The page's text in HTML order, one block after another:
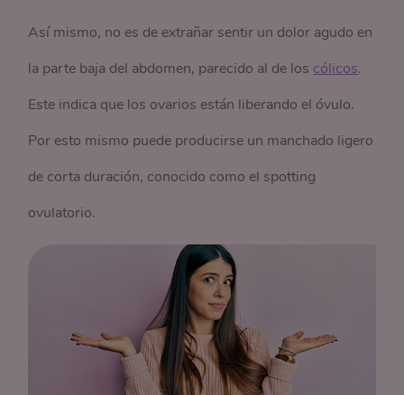
Así mismo, no es de extrañar sentir un dolor agudo en
la parte baja del abdomen, parecido al de los cólicos.
Este indica que los ovarios están liberando el óvulo.
Por esto mismo puede producirse un manchado ligero
de corta duración, conocido como el spotting
ovulatorio.